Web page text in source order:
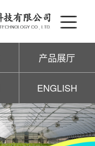
产品展厅
ENGLISH